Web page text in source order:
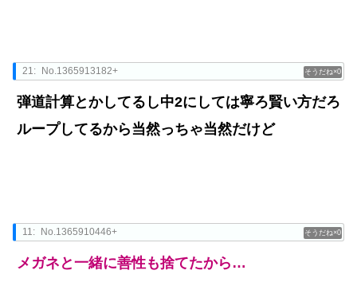
0
21: No.1365913182+
弾道計算とかしてるし中2にしては寧ろ賢い方だろ
ループしてるから当然っちゃ当然だけど
0
11: No.1365910446+
メガネと一緒に善性も捨てたから…